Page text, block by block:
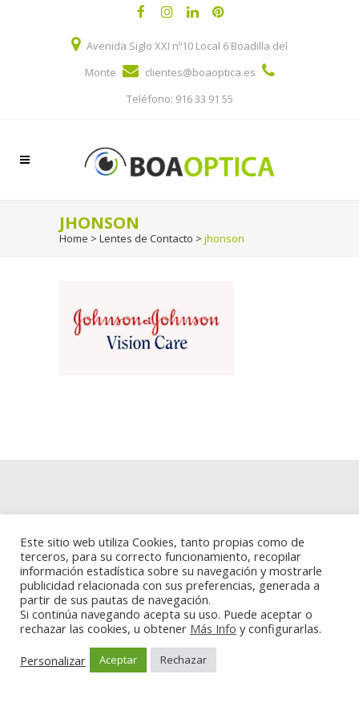
Avenida Siglo XXI nº10 Local 6 Boadilla del
Monte
clientes@boaoptica.es
Teléfono: 916 33 91 55
JHONSON
Home > Lentes de Contacto > jhonson
Politica de cookies
Este sitio web utiliza Cookies, tanto propias como de
terceros, para su correcto funcionamiento, recopilar
información estadística sobre su navegación y mostrarle
publicidad relacionada con sus preferencias, generada a
partir de sus pautas de navegación.
Si continúa navegando acepta su uso. Puede aceptar o
rechazar las cookies, u obtener Más Info y configurarlas.
Personalizar
Aceptar Rechazar